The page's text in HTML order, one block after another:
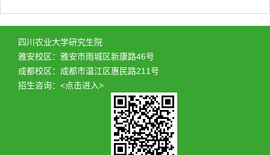
四川农业大学研究生院
雅安校区：雅安市雨城区新康路46号
成都校区：成都市温江区惠民路211号
招生咨询： <点击进入>